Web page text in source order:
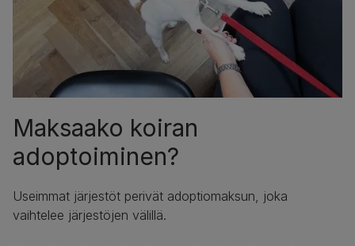
Maksaako koiran
adoptoiminen?
Useimmat järjestöt perivät adoptiomaksun, joka
vaihtelee järjestöjen välillä.